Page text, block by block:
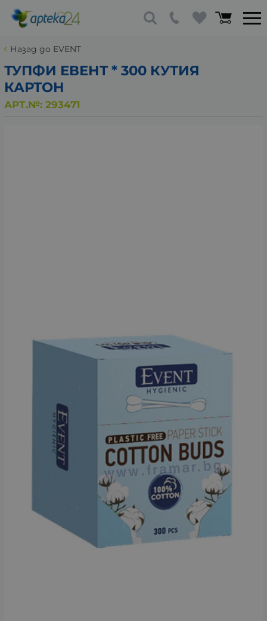
Назад до EVENT
ТУПФИ ЕВЕНТ * 300 КУТИЯ
КАРТОН
АРТ.№: 293471